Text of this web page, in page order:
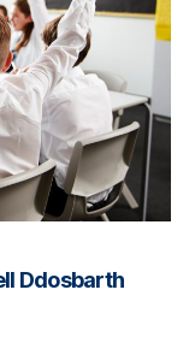
Ddosbarth